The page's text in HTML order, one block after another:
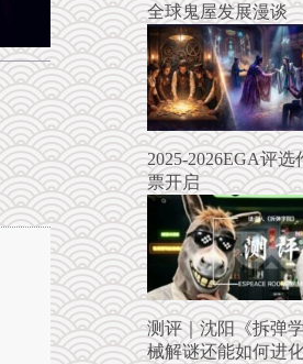
全球鬼屋发展漫谈
2025-2026EGA评
票开启
测评｜沈阳《拆弹
械解谜还能如何进